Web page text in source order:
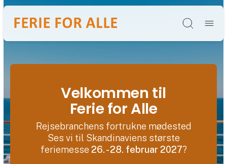
Søg
Velkommen til
Ferie for Alle
Rejsebranchens fortrukne mødested
Ses vi til Skandinaviens største
feriemesse 26. - 28. februar 2027?